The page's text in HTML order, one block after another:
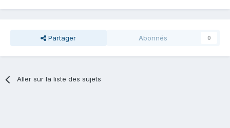
Partager Abonnés 0
Aller sur la liste des sujets